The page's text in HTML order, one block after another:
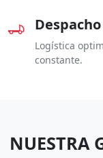
Logística
constante.
NUESTRA